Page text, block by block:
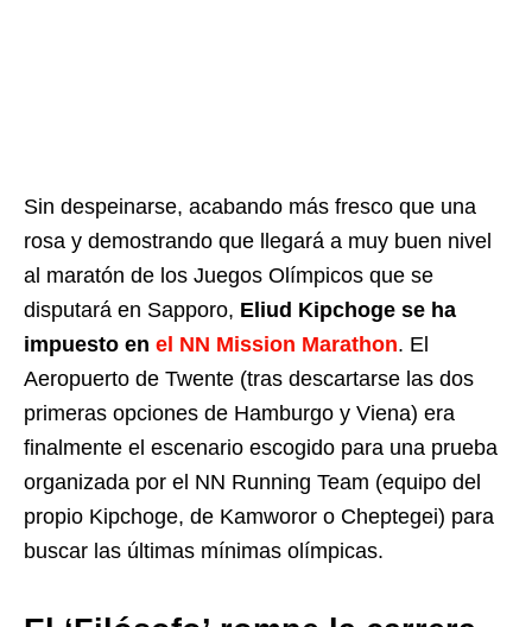
Sin despeinarse, acabando más fresco que una
rosa y demostrando que llegará a muy buen nivel
al maratón de los Juegos Olímpicos que se
disputará en Sapporo, Eliud Kipchoge se ha
impuesto en el NN Mission Marathon. El
Aeropuerto de Twente (tras descartarse las dos
primeras opciones de Hamburgo y Viena) era
finalmente el escenario escogido para una prueba
organizada por el NN Running Team (equipo del
propio Kipchoge, de Kamworor o Cheptegei) para
buscar las últimas mínimas olímpicas.